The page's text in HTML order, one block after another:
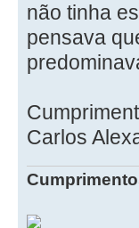
não tinha
pensava
Carlos